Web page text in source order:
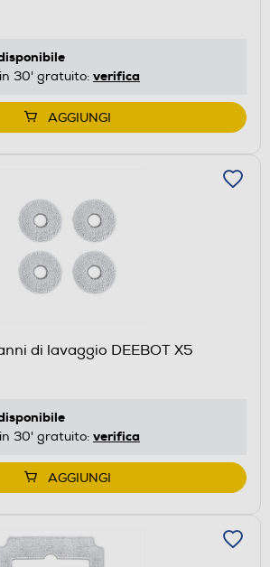
30' gratuito: verifica
AGGIUNGI
di lavaggio DEEBOT X5
30' gratuito: verifica
AGGIUNGI